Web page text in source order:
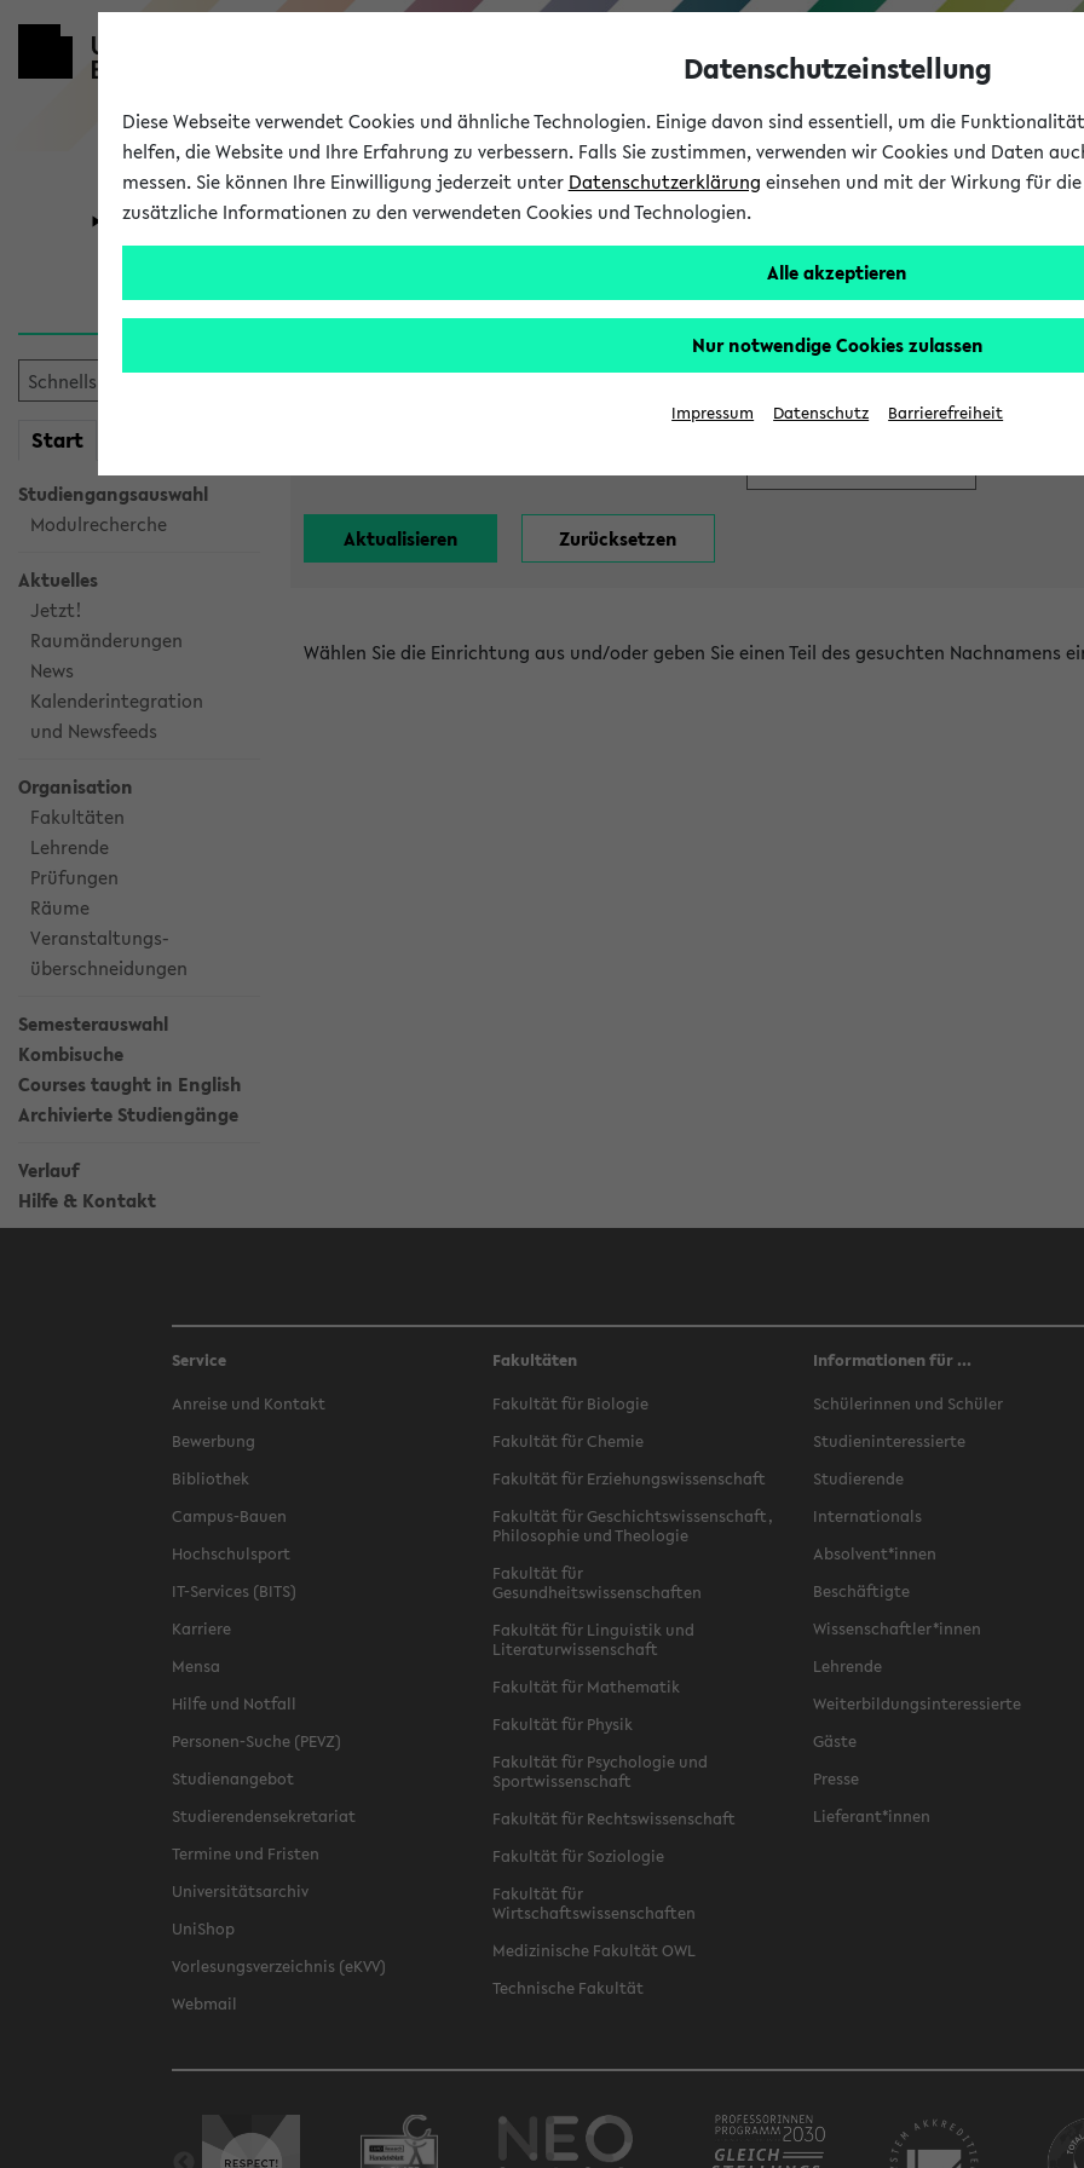
Universität Forschung Studium
Start
Studiengangsauswahl
Modulrecherche
Aktuelles
Jetzt!
Raumänderungen
News
Kalenderintegration
und Newsfeeds
Organisation
Fakultäten
Lehrende
Prüfungen
Räume
Veranstaltungs-
überschneidungen
Semesterauswahl
Kombisuche
Courses taught in English
Archivierte Studiengänge
Verlauf
Hilfe & Kontakt
Alle Lehrenden
Wählen Sie die Einrichtung aus und/oder geben Sie einen Teil des gesuchten Nachnamens
Service
Anreise und Kontakt
Bewerbung
Bibliothek
Campus-Bauen
Hochschulsport
IT-Services (BITS)
Karriere
Mensa
Hilfe und Notfall
Personen-Suche (PEVZ)
Studienangebot
Studierendensekretariat
Termine und Fristen
Universitätsarchiv
UniShop
Vorlesungsverzeichnis (eKVV)
Webmail
Fakultäten
Fakultät für Biologie
Fakultät für Chemie
Fakultät für Erziehungswissenschaft
Fakultät für Geschichtswissenschaft,
Philosophie und Theologie
Fakultät für
Gesundheitswissenschaften
Fakultät für Linguistik und
Literaturwissenschaft
Fakultät für Mathematik
Fakultät für Physik
Fakultät für Psychologie und
Sportwissenschaft
Fakultät für Rechtswissenschaft
Fakultät für Soziologie
Fakultät für
Wirtschaftswissenschaften
Medizinische Fakultät OWL
Technische Fakultät
Informationen für ...
Schülerinnen und Schüler
Studieninteressierte
Studierende
Internationals
Absolvent*innen
Beschäftigte
Wissenschaftler*innen
Lehrende
Weiterbildungsinteressierte
Gäste
Presse
Lieferant*innen
Datenschutzeinstellung
Diese Webseite verwendet Cookies und ähnliche Technologien. Einige davon sind essentiell, um die
helfen, die Website und Ihre Erfahrung zu verbessern. Falls Sie zustimmen, verwenden wir Cookies und Daten
messen. Sie können Ihre Einwilligung jederzeit unter Datenschutzerklärung einsehen und mit der Wirkung für
zusätzliche Informationen zu den verwendeten Cookies und Technologien.
Alle akzeptieren
Nur notwendige Cookies zulassen
Impressum Datenschutz Barrierefreiheit